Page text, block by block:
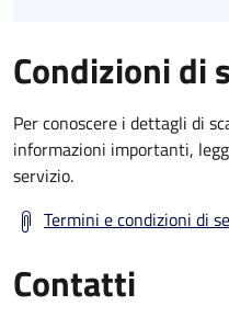
Condizioni di
Per conoscere i dettagli di
informazioni importanti,
servizio.
Termini e condizioni di
Contatti